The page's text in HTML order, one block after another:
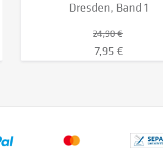
Dresden, Band 1
24,90 €
7,95 €